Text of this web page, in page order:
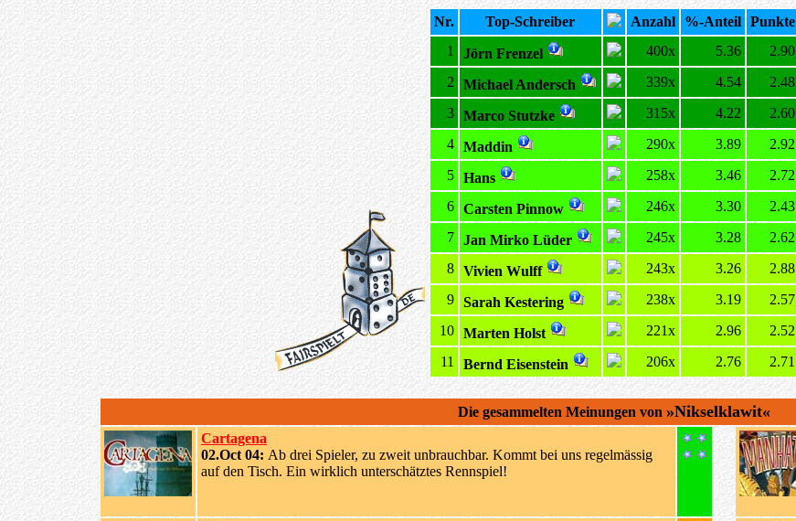
Nr. Top-Schreiber Anzahl %-Anteil
Punkte
1
Jörn Frenzel 400x 5.36
2.90
2
Michael Andersch 339x 4.54
2.48
3
Marco Stutzke 315x 4.22
2.60
4
Maddin 290x 3.89
2.92
5
Hans 258x 3.46
2.72
6
Carsten Pinnow 246x 3.30
2.43
7
Jan Mirko Lüder 245x 3.28
2.62
8
Vivien Wulff 243x 3.26
2.88
9
Sarah Kestering 238x 3.19
2.57
10
Marten Holst 221x 2.96
2.52
11
Bernd Eisenstein 206x 2.76 2.71
Die gesammelten Meinungen von »Nikselklawit«
Cartagena
02.Oct 04: Ab drei Spieler, zu zweit unbrauchbar. Kommt bei uns regelmässig
auf den Tisch. Ein wirklich unterschätztes Rennspiel!